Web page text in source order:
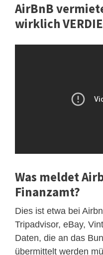
AirBnB
wirklich
Was meldet
Finanzamt?
Dies ist etwa bei
Tripadvisor, eBay,
Daten, die an das
übermittelt werden